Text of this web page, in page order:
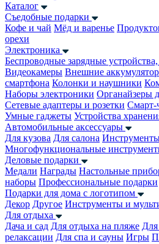
Каталог
Съедобные подарки
Кофе и чай Мёд и варенье
орехи
Электроника
Беспроводные зарядные
Видеокамеры Внешние
смартфона Колонки и наушники
Наборы электроники Органайзеры
Сетевые адаптеры и розетки Смарт-
Умные гаджеты Устройства
Автомобильные аксессуары
Для кузова Для салона
Многофункциональные
Деловые подарки
Медали Награды Настольные
наборы Профессиональные подарки
Подарки для дома с логотипом
Декор Другое Инструменты и
Для отдыха
Дача и сад Для отдыха на пляже
релаксации Для спа и сауны Игры